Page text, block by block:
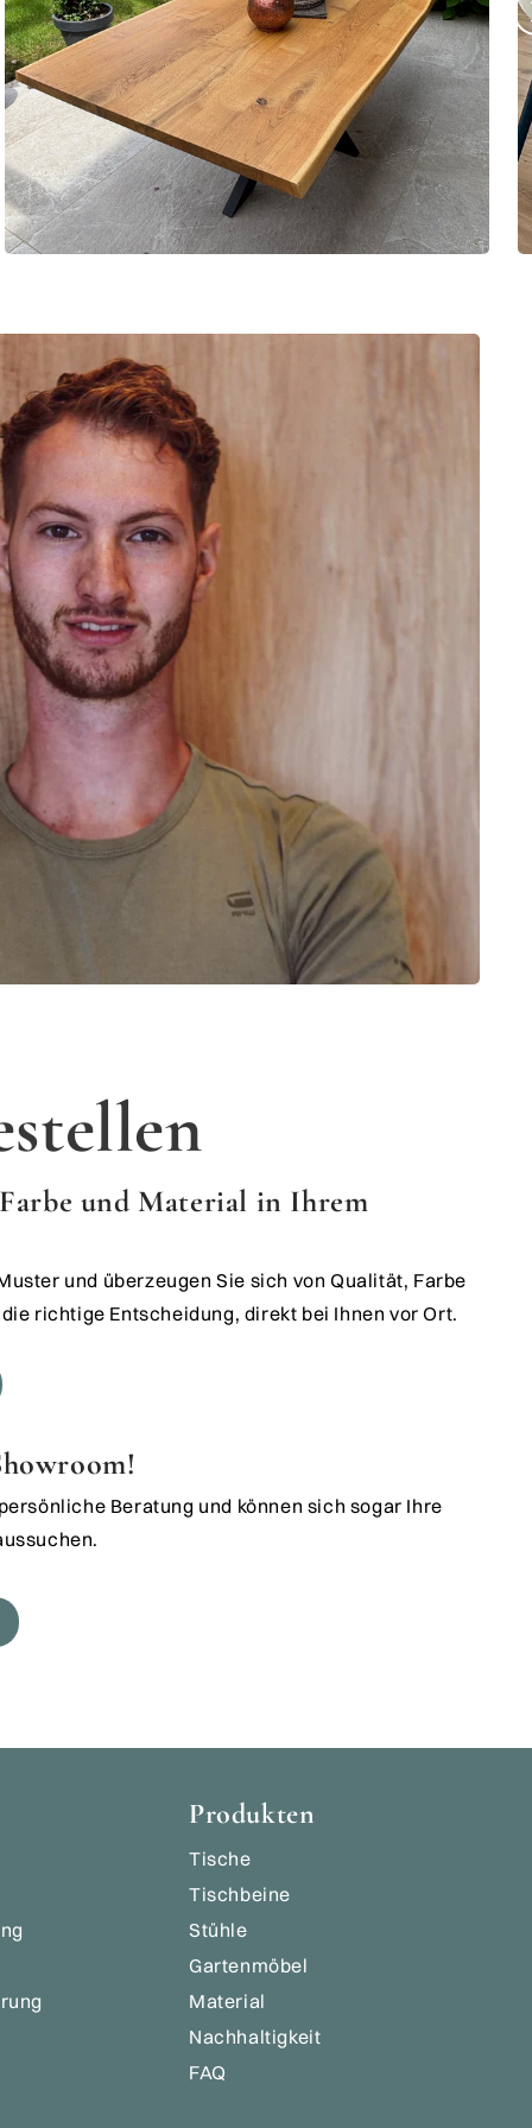
und Material in Ihrem
und überzeugen Sie sich von Qualität, Farbe
richtige Entscheidung, direkt bei Ihnen vor Ort.
Beratung und können sich sogar Ihre
Produkten
Tische
Tischbeine
Stühle
Gartenmöbel
Material
Nachhaltigkeit
FAQ